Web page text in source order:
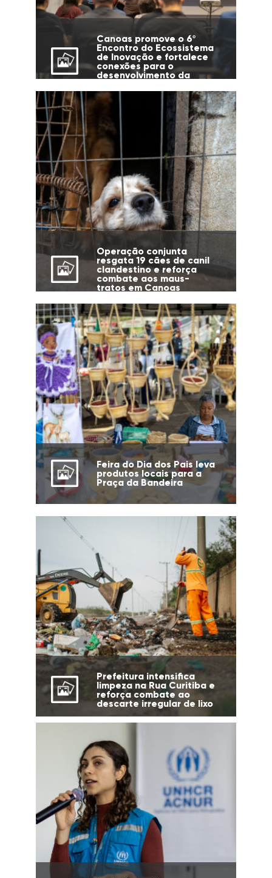
Canoas promove o 6º
Encontro do Ecossistema
de Inovação e fortalece
conexões para o
desenvolvimento da
Operação conjunta
resgata 19 cães de canil
clandestino e reforça
combate aos maus-
tratos em Canoas
Feira do Dia dos Pais leva
produtos locais para a
Praça da Bandeira
Prefeitura intensifica
limpeza na Rua Curitiba e
reforça combate ao
descarte irregular de lixo